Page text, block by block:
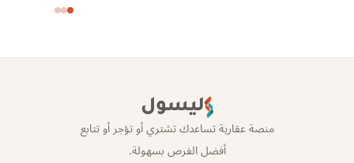
ليسول
منصة عقارية تساعدك تشتري أو تؤجر أو تتابع
أفضل الفرص بسهولة.